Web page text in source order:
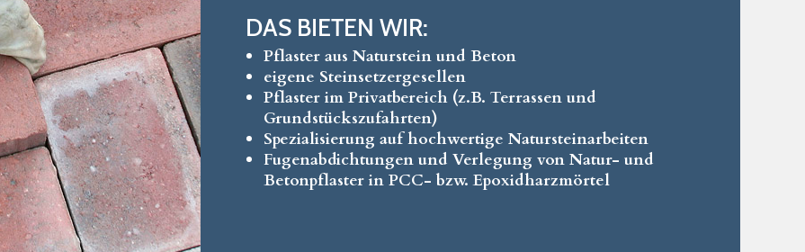
DAS BIETEN WIR:
Pflaster aus Naturstein und Beton
eigene Steinsetzergesellen
Pflaster im Privatbereich (z.B. Terrassen und
Grundstückszufahrten)
Spezialisierung auf hochwertige Natursteinarbeiten
Fugenabdichtungen und Verlegung von Natur- und
Betonpflaster in PCC- bzw. Epoxidharzmörtel